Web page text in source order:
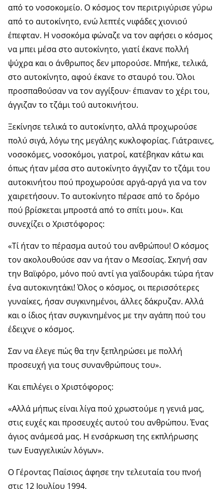
από το νοσοκομείο. Ο κόσμος τον περιτριγύρισε γύρω
από το αυτοκίνητο, ενώ λεπτές νιφάδες χιονιού
έπεφταν. Η νοσοκόμα φώναζε να τον αφήσει ο κόσμος
να μπει μέσα στο αυτοκίνητο, γιατί έκανε πολλή
ψύχρα και ο άνθρωπος δεν μπορούσε. Μπήκε, τελικά,
στο αυτοκίνητο, αφού έκανε το σταυρό του. Όλοι
προσπαθούσαν να τον αγγίξουν· έπιαναν το χέρι του,
άγγιζαν το τζάμι τοΰ αυτοκινήτου.
Ξεκίνησε τελικά το αυτοκίνητο, αλλά προχωρούσε
πολύ σιγά, λόγω της μεγάλης κυκλοφορίας. Γιάτραινες,
νοσοκόμες, νοσοκόμοι, γιατροί, κατέβηκαν κάτω και
όπως ήταν μέσα στο αυτοκίνητο άγγιζαν το τζάμι του
αυτοκινήτου πού προχωρούσε αργά-αργά για να τον
χαιρετήσουν. Το αυτοκίνητο πέρασε από το δρόμο
πού βρίσκεται μπροστά από το σπίτι μου». Και
συνεχίζει ο Χριστόφορος:
«Τί ήταν το πέρασμα αυτού του ανθρώπου! Ο κόσμος
τον ακολουθούσε σαν να ήταν ο Μεσσίας. Σκηνή σαν
την Βαϊφόρο, μόνο πού αντί για γαϊδουράκι τώρα ήταν
ένα αυτοκινητάκι! Όλος ο κόσμος, οι περισσότερες
γυναίκες, ήσαν συγκινημένοι, άλλες δάκρυζαν. Αλλά
και ο ίδιος ήταν συγκινημένος με την αγάπη πού του
έδειχνε ο κόσμος.
Σαν να έλεγε πώς θα την ξεπληρώσει με πολλή
προσευχή για τους συνανθρώπους του».
Και επιλέγει ο Χριστόφορος:
«Αλλά μήπως είναι λίγα πού χρωστούμε η γενιά μας,
στις ευχές και προσευχές αυτού του ανθρώπου. Ένας
άγιος ανάμεσά μας. Η ενσάρκωση της εκπλήρωσης
των Ευαγγελικών λόγων».
Ο Γέροντας Παΐσιος άφησε την τελευταία του πνοή
στις 12 Ιουλίου 1994.